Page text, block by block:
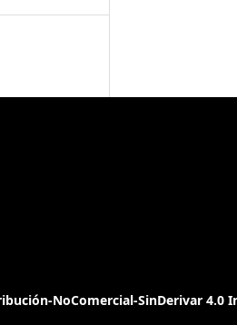
NoComercial-SinDerivar 4.0